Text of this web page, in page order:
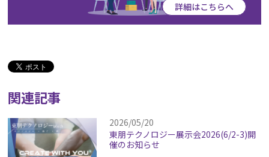
詳細はこちらへ
関連記事
2026/05/20
東朋テクノロジー展示会2026(6/2-3)開
催のお知らせ